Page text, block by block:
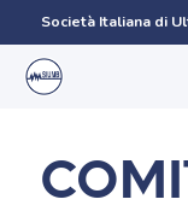
Società Italiana di